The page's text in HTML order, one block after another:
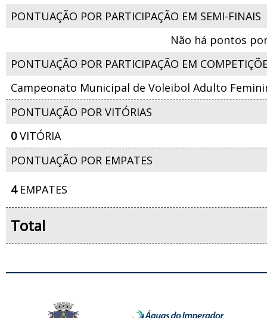
PONTUAÇÃO POR PARTICIPAÇÃO EM SEMI-FINAIS
Não há pontos
PONTUAÇÃO POR PARTICIPAÇÃO EM
Campeonato Municipal de Voleibol Adulto
PONTUAÇÃO POR VITÓRIAS
0VITÓRIA
PONTUAÇÃO POR EMPATES
4EMPATES
Total